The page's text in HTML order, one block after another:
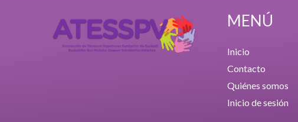
MENÚ
Inicio
Contacto
Quiénes somos
Inicio de sesión